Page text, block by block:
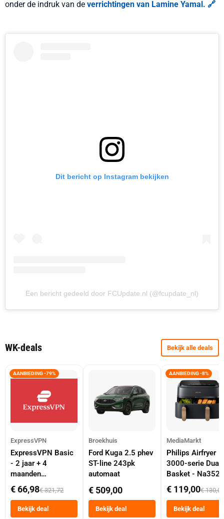
onder de indruk van de verrichtingen van Lamine Yamal. 🔗
Dit bericht op Instagram bekijken
Een bericht gedeeld door FCUpdate.nl (@fcupdate_nl)
WK-deals Bekijk alle deals
AANBIEDING -79%
ExpressVPN
ExpressVPN Basic
- 2 jaar + 4
maanden
abonnement
€ 66,98€ 321,72
Bekijk deal
Broekhuis
Ford Kuga 2.5 phev
ST-line 243pk
automaat
€ 509,00
Bekijk deal
AANBIEDING -8%
MediaMarkt
Philips Airfryer
3000-serie Dual
Basket -
Dubbele Mand 9
Tot 6 Personen
Heteluchtfriteuse
Zwart
€ 119,00€ 130,00
Bekijk deal